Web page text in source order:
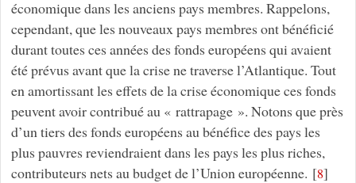
économique dans les anciens pays membres. Rappelons,
cependant, que les nouveaux pays membres ont bénéficié
durant toutes ces années des fonds européens qui avaient
été prévus avant que la crise ne traverse l’Atlantique. Tout
en amortissant les effets de la crise économique ces fonds
peuvent avoir contribué au « rattrapage ». Notons que près
d’un tiers des fonds européens au bénéfice des pays les
plus pauvres reviendraient dans les pays les plus riches,
contributeurs nets au budget de l’Union européenne. [8]